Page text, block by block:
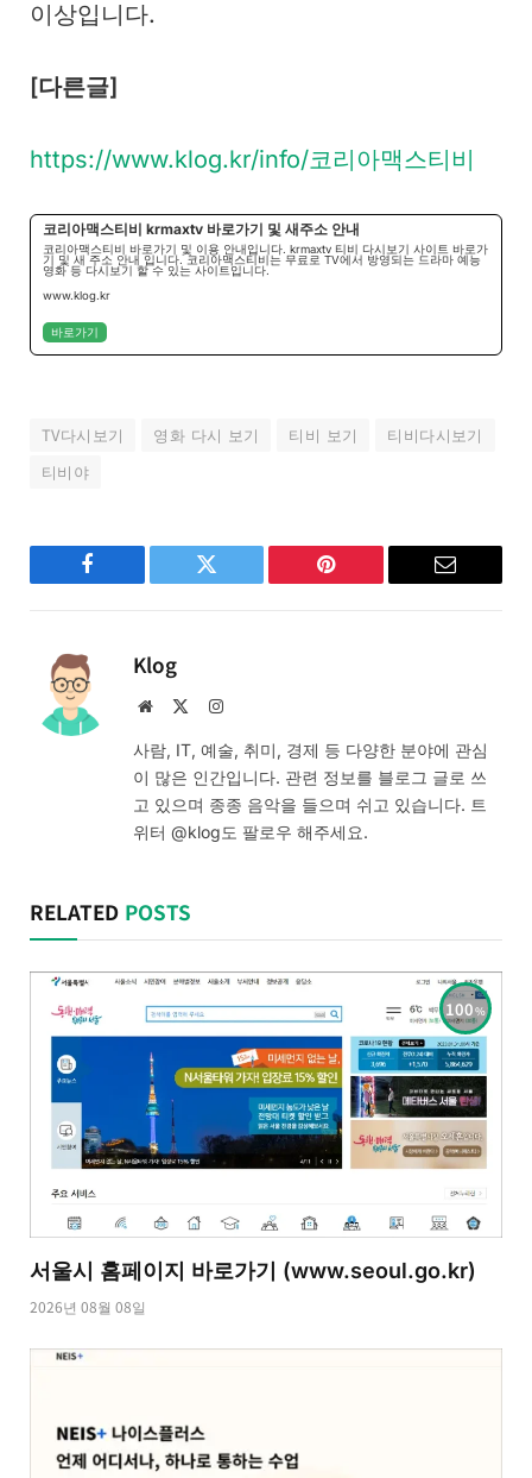
이상입니다.
[다른글]
https://www.klog.kr/info/코리아맥스티비
코리아맥스티비 krmaxtv 바로가기 및 새주소 안내
코리아맥스티비 바로가기 및 이용 안내입니다. krmaxtv 티비 다시보기 사이트 바로가
기 및 새 주소 안내 입니다. 코리아맥스티비는 무료로 TV에서 방영되는 드라마 예능
영화 등 다시보기 할 수 있는 사이트입니다.
www.klog.kr
바로가기
TV다시보기 영화 다시 보기 티비 보기
티비다시보기
티비야
Facebook Twitter Pinterest Email
Klog
Website Instagram
사람, IT, 예술, 취미, 경제 등 다양한 분야에 관심
이 많은 인간입니다. 관련 정보를 블로그 글로 쓰
고 있으며 종종 음악을 들으며 쉬고 있습니다. 트
위터 @klog도 팔로우 해주세요.
RELATED POSTS
100
서울시 홈페이지 바로가기 (www.seoul.go.kr)
2026년 08월 08일